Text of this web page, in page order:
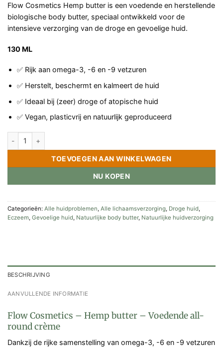
Flow Cosmetics Hemp butter is een voedende en herstellende
biologische body butter, speciaal ontwikkeld voor de
intensieve verzorging van de droge en gevoelige huid.
130 ML
✅ Rijk aan omega-3, -6 en -9 vetzuren
✅ Herstelt, beschermt en kalmeert de huid
✅ Ideaal bij (zeer) droge of atopische huid
✅ Vegan, plasticvrij en natuurlijk geproduceerd
Flow Cosmetics – Hemp butter – Voedende all-round crème aantal
TOEVOEGEN AAN WINKELWAGEN
NU KOPEN
Categorieën: Alle huidproblemen, Alle lichaamsverzorging, Droge huid,
Eczeem, Gevoelige huid, Natuurlijke body butter, Natuurlijke huidverzorging
BESCHRIJVING
AANVULLENDE INFORMATIE
Flow Cosmetics – Hemp butter – Voedende all-
round crème
Dankzij de rijke samenstelling van omega-3, -6 en -9 vetzuren